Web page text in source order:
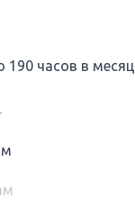
190 часов в месяц